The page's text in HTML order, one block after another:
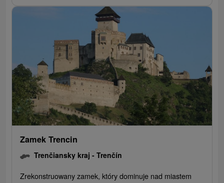
Zamek Trencin
Trenčiansky kraj -Trenčín
Zrekonstruowany zamek, który dominuje nad miastem